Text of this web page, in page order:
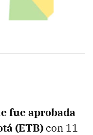
fue aprobada
(ETB) con 11